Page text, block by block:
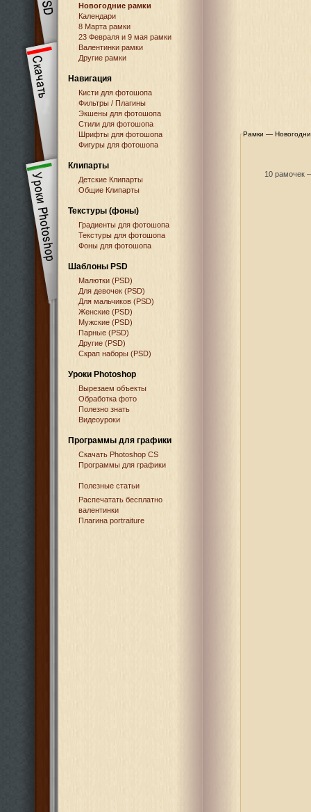
Новогодние рамки
Календари
8 Марта рамки
23 Февраля и 9 мая рамки
Валентинки рамки
Другие рамки
Навигация
Кисти для фотошопа
Фильтры / Плагины
Экшены для фотошопа
Стили для фотошопа
Шрифты для фотошопа
Фигуры для фотошопа
Клипарты
Детские Клипарты
Общие Клипарты
Текстуры (фоны)
Градиенты для фотошопа
Текстуры для фотошопа
Фоны для фотошопа
Шаблоны PSD
Малютки (PSD)
Для девочек (PSD)
Для мальчиков (PSD)
Женские (PSD)
Мужские (PSD)
Парные (PSD)
Другие (PSD)
Скрап наборы (PSD)
Уроки Photoshop
Вырезаем объекты
Обработка фото
Полезно знать
Видеоуроки
Программы для графики
Cкачать Photoshop CS
Программы для графики
Полезные статьи
Распечатать бесплатно
валентинки
Плагина portraiture
Рамки —
10 рамочек